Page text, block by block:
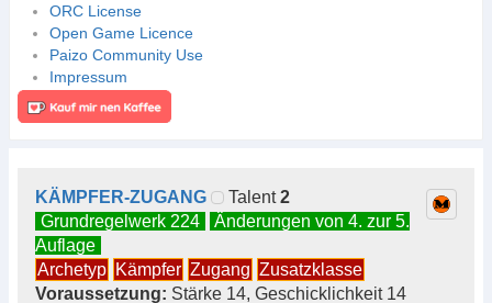
ORC License
Open Game Licence
Paizo Community Use
Impressum
KÄMPFER-ZUGANG Talent2
Grundregelwerk 224
Änderungen von 4. zur 5.
Auflage
Archetyp Kämpfer Zugang Zusatzklasse
Voraussetzung: Stärke 14, Geschicklichkeit 14